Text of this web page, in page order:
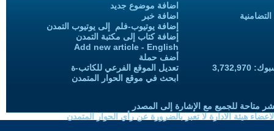
اضافة موضوع جديد
اضافة خبر
إضافة يوتيوب-فلم إلى يوتيوب التمدن
إضافة كتاب إلى مكتبة التمدن
Add new article - English
أضف حملة
تعديل الموقع الفرعي للكاتب-ة
ابحث في موقع الحوار المتمدن
متاحة للجميع مع الإشارة إلى المصدر
هيئة الادارة لا تعبر بالضرورة عن رأي الحوار المتمدن